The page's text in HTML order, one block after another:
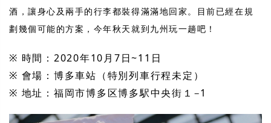
酒，讓身心及兩手的行李都裝得滿滿地回家。目前已經在規
劃幾個可能的方案，今年秋天就到九州玩一趟吧！
※ 時間：2020年10月7日~11日
※ 會場：博多車站（特別列車行程未定）
※ 地址：福岡市博多区博多駅中央街１−1